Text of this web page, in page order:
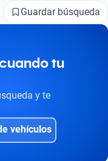
Guardar búsqueda
tu
y te
vehículos